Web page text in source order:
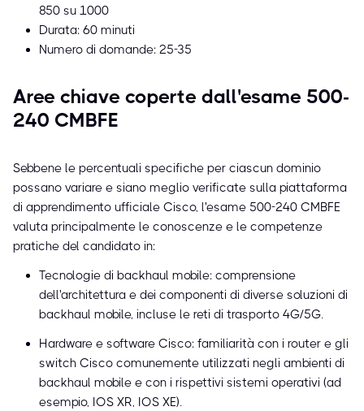
850 su 1000
Durata: 60 minuti
Numero di domande: 25-35
Aree chiave coperte dall'esame 500-
240 CMBFE
Sebbene le percentuali specifiche per ciascun dominio
possano variare e siano meglio verificate sulla piattaforma
di apprendimento ufficiale Cisco, l'esame 500-240 CMBFE
valuta principalmente le conoscenze e le competenze
pratiche del candidato in:
Tecnologie di backhaul mobile: comprensione
dell'architettura e dei componenti di diverse soluzioni di
backhaul mobile, incluse le reti di trasporto 4G/5G.
Hardware e software Cisco: familiarità con i router e gli
switch Cisco comunemente utilizzati negli ambienti di
backhaul mobile e con i rispettivi sistemi operativi (ad
esempio, IOS XR, IOS XE).